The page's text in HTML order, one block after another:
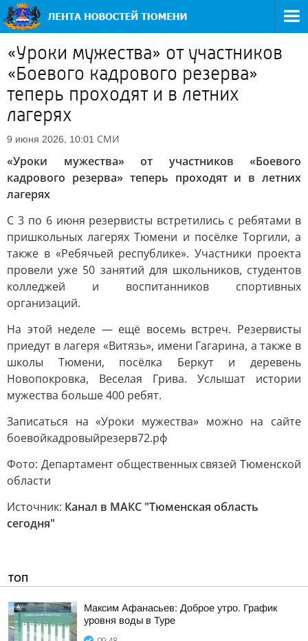
«Уроки мужества» от участников
«Боевого кадрового резерва»
теперь проходят и в летних
лагерях
9 июня 2026, 10:01 СМИ
«Уроки мужества» от участников «Боевого
кадрового резерва» теперь проходят и в летних
лагерях
С 3 по 6 июня резервисты встретились с ребятами в
пришкольных лагерях Тюмени и посёлке Торгили, а
также в «Ребячьей республике». Участники проекта
провели уже 50 занятий для школьников, студентов
колледжей и воспитанников спортивных
организаций.
На этой неделе — ещё восемь встреч. Резервисты
приедут в лагеря «Витязь», имени Гагарина, а также в
школы Тюмени, посёлка Беркут и деревень
Новопокровка, Веселая Грива. Услышат истории
мужества больше 400 ребят.
Записаться на «Уроки мужества» можно на сайте
боевойкадровыйрезерв72.рф
Фото: Департамент общественных связей Тюменской
области
Источник: Канал в МАКС "Тюменская область
сегодня"
ТОП
Максим Афанасьев: Доброе утро. График
уровня воды в Туре